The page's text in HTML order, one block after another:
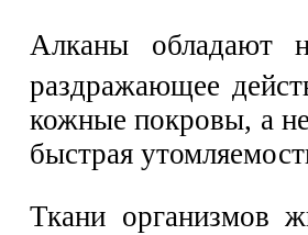
Алканы обладают
раздражающее
кожные покровы, а
быстрая
Ткани организмов